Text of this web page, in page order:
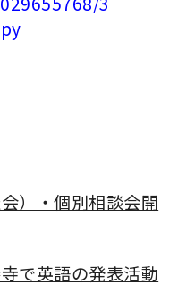
）・個別相談会開
で英語の発表活動